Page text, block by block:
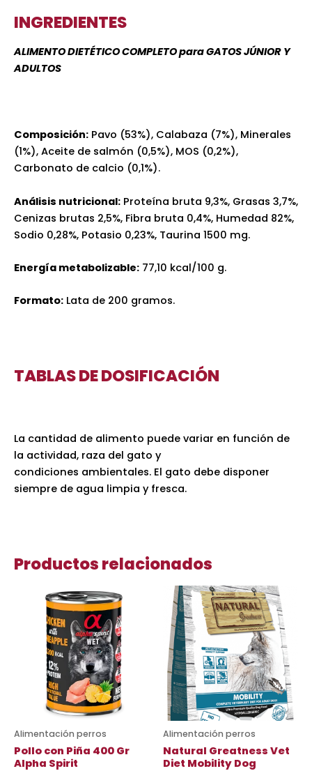
INGREDIENTES
ALIMENTO DIETÉTICO COMPLETO para GATOS JÚNIOR Y
ADULTOS
Composición: Pavo (53%), Calabaza (7%), Minerales
(1%), Aceite de salmón (0,5%), MOS (0,2%),
Carbonato de calcio (0,1%).
Análisis nutricional: Proteína bruta 9,3%, Grasas 3,7%,
Cenizas brutas 2,5%, Fibra bruta 0,4%, Humedad 82%,
Sodio 0,28%, Potasio 0,23%, Taurina 1500 mg.
Energía metabolizable: 77,10 kcal/100 g.
Formato: Lata de 200 gramos.
TABLAS DE DOSIFICACIÓN
La cantidad de alimento puede variar en función de
la actividad, raza del gato y
condiciones ambientales. El gato debe disponer
siempre de agua limpia y fresca.
Productos relacionados
Alimentación perros
Pollo con Piña 400 Gr
Alpha Spirit
Alimentación perros
Natural Greatness Vet
Diet Mobility Dog
Rango
de
precios:
desde
21,64 €
hasta
47,97 €